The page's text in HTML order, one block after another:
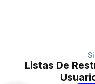
Listas De